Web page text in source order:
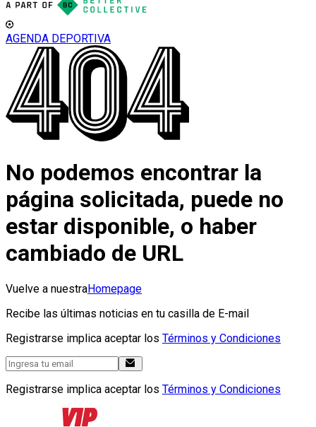
AGENDA DEPORTIVA
No podemos encontrar la
página solicitada, puede no
estar disponible, o haber
cambiado de URL
Vuelve a nuestraHomepage
Recibe las últimas noticias en tu casilla de E-mail
Registrarse implica aceptar los Términos y Condiciones
Registrarse implica aceptar los Términos y Condiciones